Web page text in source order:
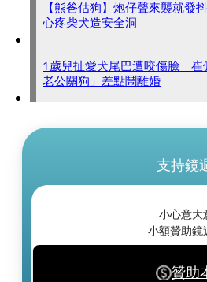
【熊爸估狗】炮仔聲來襲就
心疼柴犬造安全洞
1歲兒扯愛犬尾巴遭咬傷臉 崔
老公關狗」差點鬧離婚
支持鏡
小心意大
小額贊助鏡
贊助